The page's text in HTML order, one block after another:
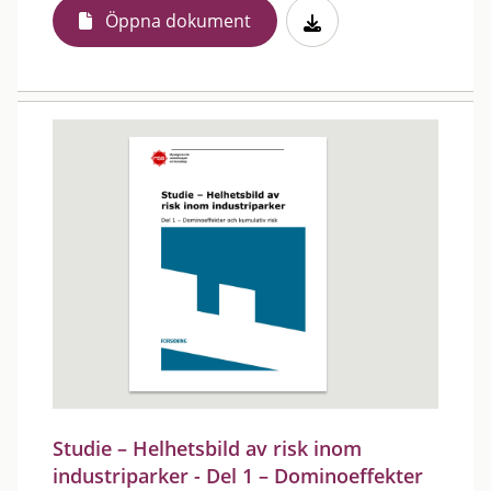
Öppna dokument
Studie – Helhetsbild av risk inom
industriparker - Del 1 – Dominoeffekter